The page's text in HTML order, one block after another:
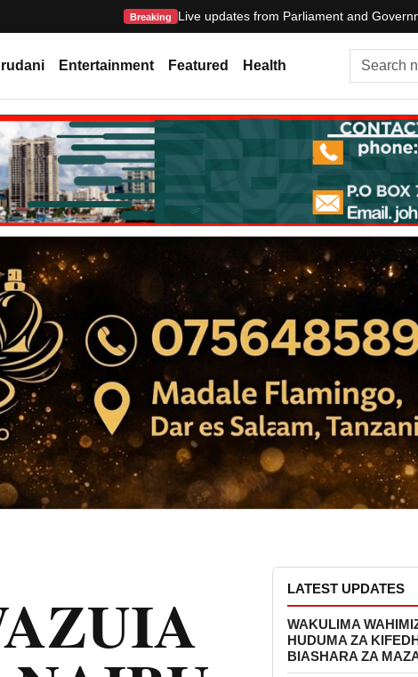
Breaking Live updates from Parliament and
Entertainment Featured Health Search
LATEST UPDATES
WAKULIMA
HUDUMA ZA
BIASHARA ZA